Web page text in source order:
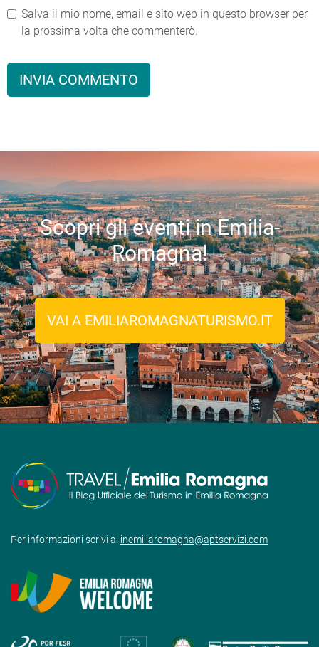
Salva il mio nome, email e sito web in questo browser per
la prossima volta che commenterò.
Scopri gli eventi in Emilia-
Romagna!
VAI A EMILIAROMAGNATURISMO.IT
Per informazioni scrivi a: inemiliaromagna@aptservizi.com